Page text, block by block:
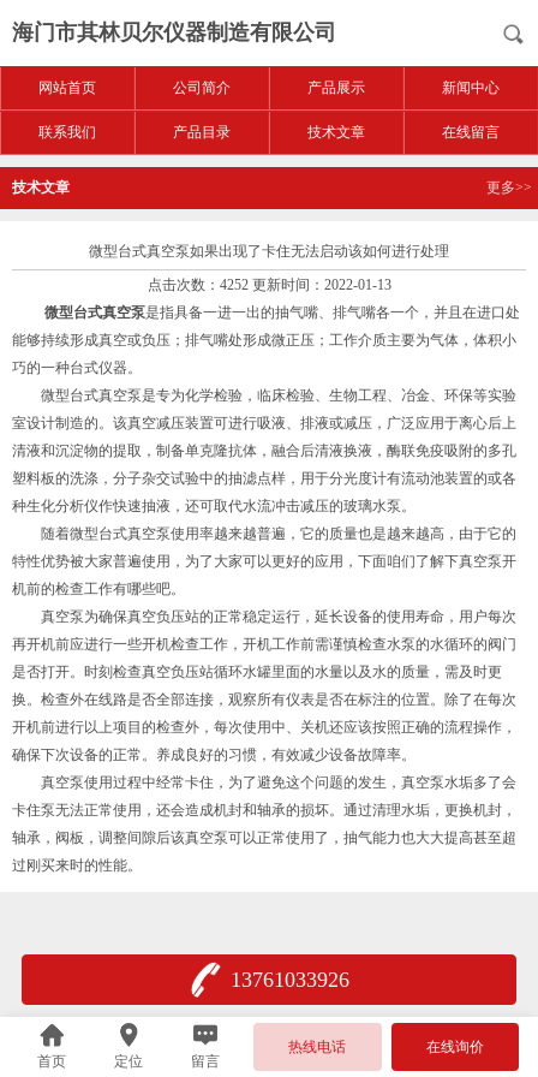
海门市其林贝尔仪器制造有限公司
网站首页 公司简介 产品展示 新闻中心
联系我们 产品目录 技术文章 在线留言
技术文章 更多>>
微型台式真空泵如果出现了卡住无法启动该如何进行处理
点击次数：4252 更新时间：2022-01-13
微型台式真空泵是指具备一进一出的抽气嘴、排气嘴各一个，并且在进口处
能够持续形成真空或负压；排气嘴处形成微正压；工作介质主要为气体，体积小
巧的一种台式仪器。
微型台式真空泵是专为化学检验，临床检验、生物工程、冶金、环保等实验
室设计制造的。该真空减压装置可进行吸液、排液或减压，广泛应用于离心后上
清液和沉淀物的提取，制备单克隆抗体，融合后清液换液，酶联免疫吸附的多孔
塑料板的洗涤，分子杂交试验中的抽滤点样，用于分光度计有流动池装置的或各
种生化分析仪作快速抽液，还可取代水流冲击减压的玻璃水泵。
随着微型台式真空泵使用率越来越普遍，它的质量也是越来越高，由于它的
特性优势被大家普遍使用，为了大家可以更好的应用，下面咱们了解下真空泵开
机前的检查工作有哪些吧。
真空泵为确保真空负压站的正常稳定运行，延长设备的使用寿命，用户每次
再开机前应进行一些开机检查工作，开机工作前需谨慎检查水泵的水循环的阀门
是否打开。时刻检查真空负压站循环水罐里面的水量以及水的质量，需及时更
换。检查外在线路是否全部连接，观察所有仪表是否在标注的位置。除了在每次
开机前进行以上项目的检查外，每次使用中、关机还应该按照正确的流程操作，
确保下次设备的正常。养成良好的习惯，有效减少设备故障率。
真空泵使用过程中经常卡住，为了避免这个问题的发生，真空泵水垢多了会
卡住泵无法正常使用，还会造成机封和轴承的损坏。通过清理水垢，更换机封，
轴承，阀板，调整间隙后该真空泵可以正常使用了，抽气能力也大大提高甚至超
过刚买来时的性能。
13761033926
首页 定位 留言
热线电话 在线询价